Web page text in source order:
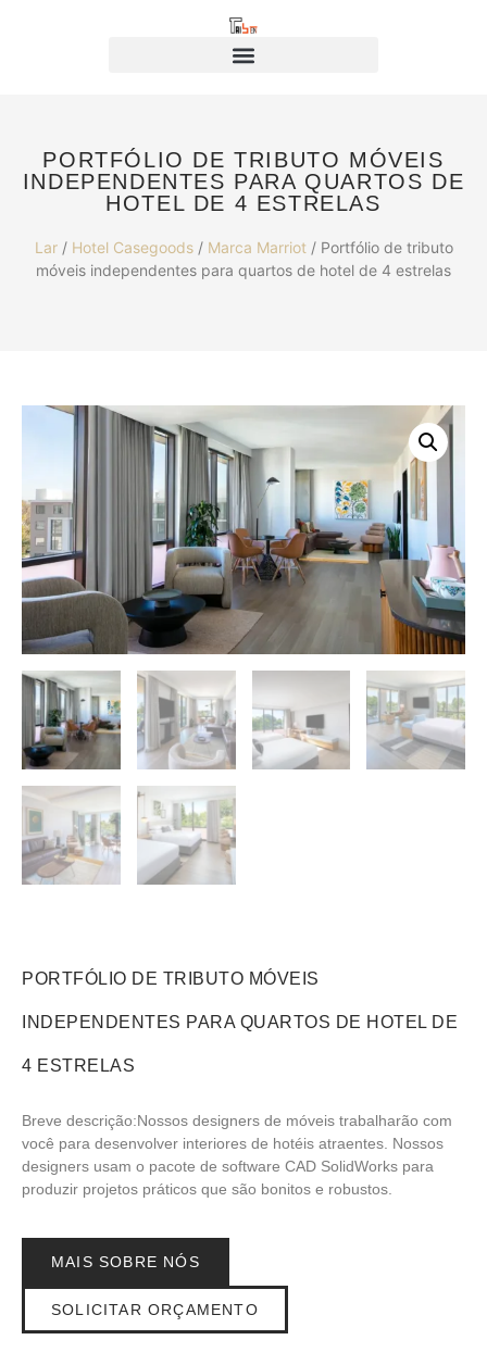
PORTFÓLIO DE TRIBUTO MÓVEIS
INDEPENDENTES PARA QUARTOS DE
HOTEL DE 4 ESTRELAS
Lar/ Hotel Casegoods/ Marca Marriot/ Portfólio de tributo
móveis independentes para quartos de hotel de 4 estrelas
PORTFÓLIO DE TRIBUTO MÓVEIS
INDEPENDENTES PARA QUARTOS DE HOTEL DE
4 ESTRELAS
Breve descrição:Nossos designers de móveis trabalharão com
você para desenvolver interiores de hotéis atraentes. Nossos
designers usam o pacote de software CAD SolidWorks para
produzir projetos práticos que são bonitos e robustos.
MAIS SOBRE NÓS
SOLICITAR ORÇAMENTO